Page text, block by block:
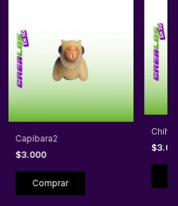
Capibara2
$3.000